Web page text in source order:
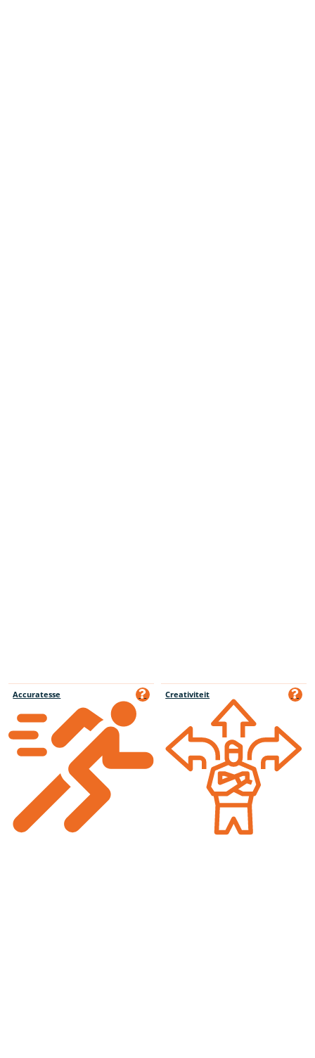
Accuratesse Creativiteit